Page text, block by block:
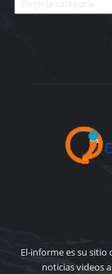
El-informe es su
noticias videos